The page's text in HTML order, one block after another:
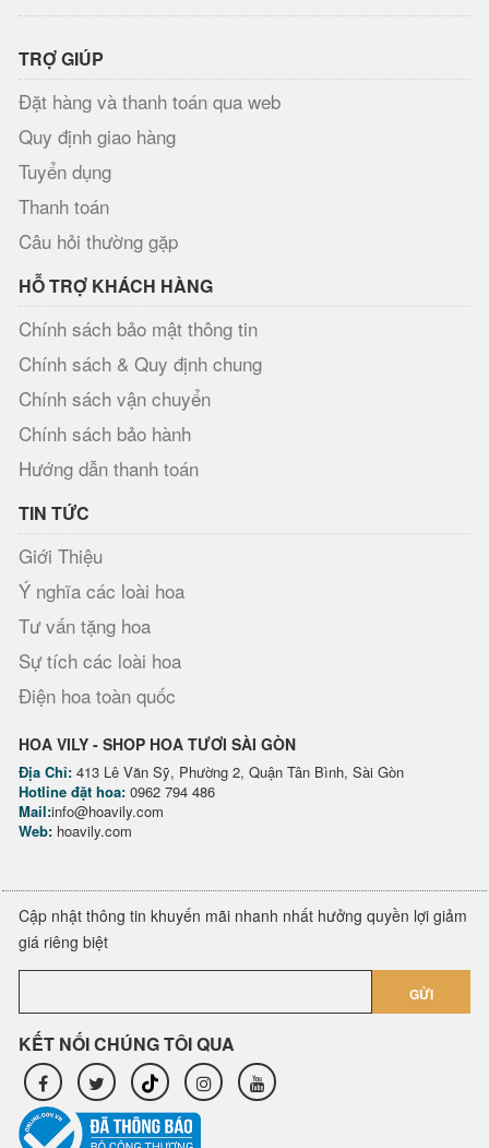
TRỢ GIÚP
Đặt hàng và thanh toán qua web
Quy định giao hàng
Tuyển dụng
Thanh toán
Câu hỏi thường gặp
HỖ TRỢ KHÁCH HÀNG
Chính sách bảo mật thông tin
Chính sách & Quy định chung
Chính sách vận chuyển
Chính sách bảo hành
Hướng dẫn thanh toán
TIN TỨC
Giới Thiệu
Ý nghĩa các loài hoa
Tư vấn tặng hoa
Sự tích các loài hoa
Điện hoa toàn quốc
HOA VILY - SHOP HOA TƯƠI SÀI GÒN
Địa Chỉ: 413 Lê Văn Sỹ, Phường 2, Quận Tân Bình, Sài Gòn
Hotline đặt hoa: 0962 794 486
Mail:info@hoavily.com
Web: hoavily.com
Cập nhật thông tin khuyến mãi nhanh nhất hưởng quyền lợi giảm
giá riêng biệt
GỬI
KẾT NỐI CHÚNG TÔI QUA